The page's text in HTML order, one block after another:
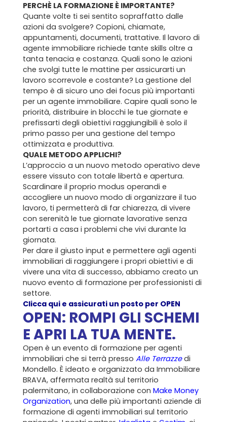
PERCHÈ LA FORMAZIONE È IMPORTANTE?
Quante volte ti sei sentito sopraffatto dalle
azioni da svolgere? Copioni, chiamate,
appuntamenti, documenti, trattative. Il lavoro di
agente immobiliare richiede tante skills oltre a
tanta tenacia e costanza. Quali sono le azioni
che svolgi tutte le mattine per assicurarti un
lavoro scorrevole e costante? La gestione del
tempo è di sicuro uno dei focus più importanti
per un agente immobiliare. Capire quali sono le
priorità, distribuire in blocchi le tue giornate e
prefissarti degli obiettivi raggiungibili è solo il
primo passo per una gestione del tempo
ottimizzata e produttiva.
QUALE METODO APPLICHI?
L’approccio a un nuovo metodo operativo deve
essere vissuto con totale libertà e apertura.
Scardinare il proprio modus operandi e
accogliere un nuovo modo di organizzare il tuo
lavoro, ti permetterà di far chiarezza, di vivere
con serenità le tue giornate lavorative senza
portarti a casa i problemi che vivi durante la
giornata.
Per dare il giusto input e permettere agli agenti
immobiliari di raggiungere i propri obiettivi e di
vivere una vita di successo, abbiamo creato un
nuovo evento di formazione per professionisti di
settore.
Clicca qui e assicurati un posto per OPEN
OPEN: ROMPI GLI SCHEMI
E APRI LA TUA MENTE.
Open è un evento di formazione per agenti
immobiliari che si terrà presso Alle Terrazzedi
Mondello. È ideato e organizzato da Immobiliare
BRAVA, affermata realtà sul territorio
palermitano, in collaborazione con Make Money
Organization, una delle più importanti aziende di
formazione di agenti immobiliari sul territorio